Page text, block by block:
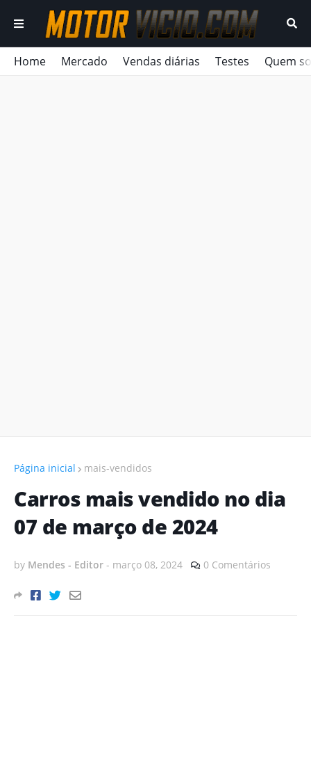
Home Mercado Vendas diárias Testes Quem
Página inicial mais-vendidos
Carros mais vendido no dia
07 de março de 2024
by Mendes - Editor - março 08, 2024 0 Comentários